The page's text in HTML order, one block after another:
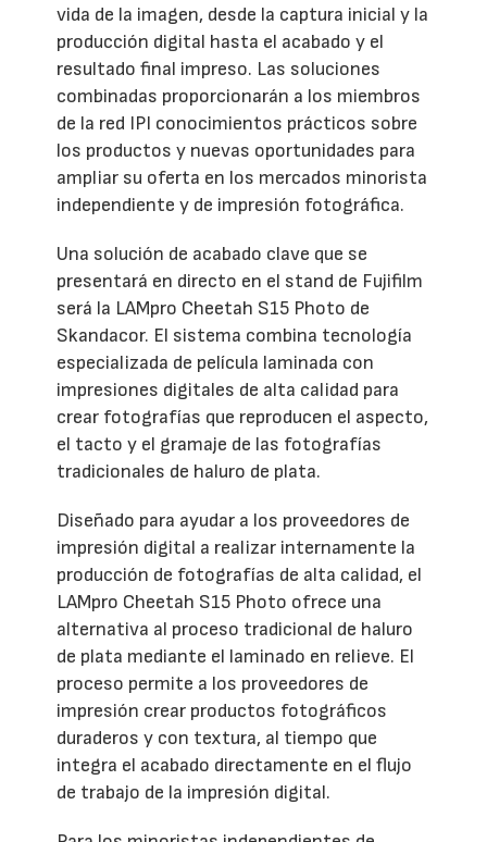
vida de la imagen, desde la captura inicial y la
producción digital hasta el acabado y el
resultado final impreso. Las soluciones
combinadas proporcionarán a los miembros
de la red IPI conocimientos prácticos sobre
los productos y nuevas oportunidades para
ampliar su oferta en los mercados minorista
independiente y de impresión fotográfica.
Una solución de acabado clave que se
presentará en directo en el stand de Fujifilm
será la LAMpro Cheetah S15 Photo de
Skandacor. El sistema combina tecnología
especializada de película laminada con
impresiones digitales de alta calidad para
crear fotografías que reproducen el aspecto,
el tacto y el gramaje de las fotografías
tradicionales de haluro de plata.
Diseñado para ayudar a los proveedores de
impresión digital a realizar internamente la
producción de fotografías de alta calidad, el
LAMpro Cheetah S15 Photo ofrece una
alternativa al proceso tradicional de haluro
de plata mediante el laminado en relieve. El
proceso permite a los proveedores de
impresión crear productos fotográficos
duraderos y con textura, al tiempo que
integra el acabado directamente en el flujo
de trabajo de la impresión digital.